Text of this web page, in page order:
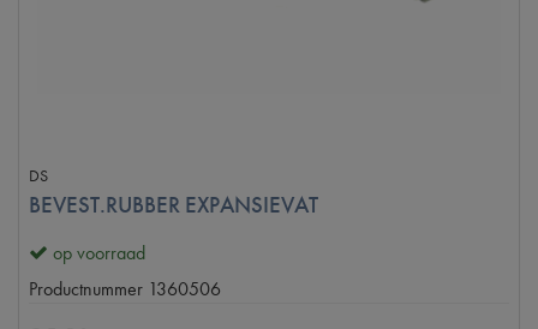
DS
BEVEST.RUBBER EXPANSIEVAT
op voorraad
Productnummer 1360506